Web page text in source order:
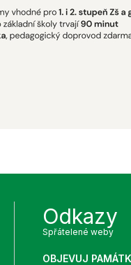
Odkazy
Spřátelené weby
OBJEVUJ